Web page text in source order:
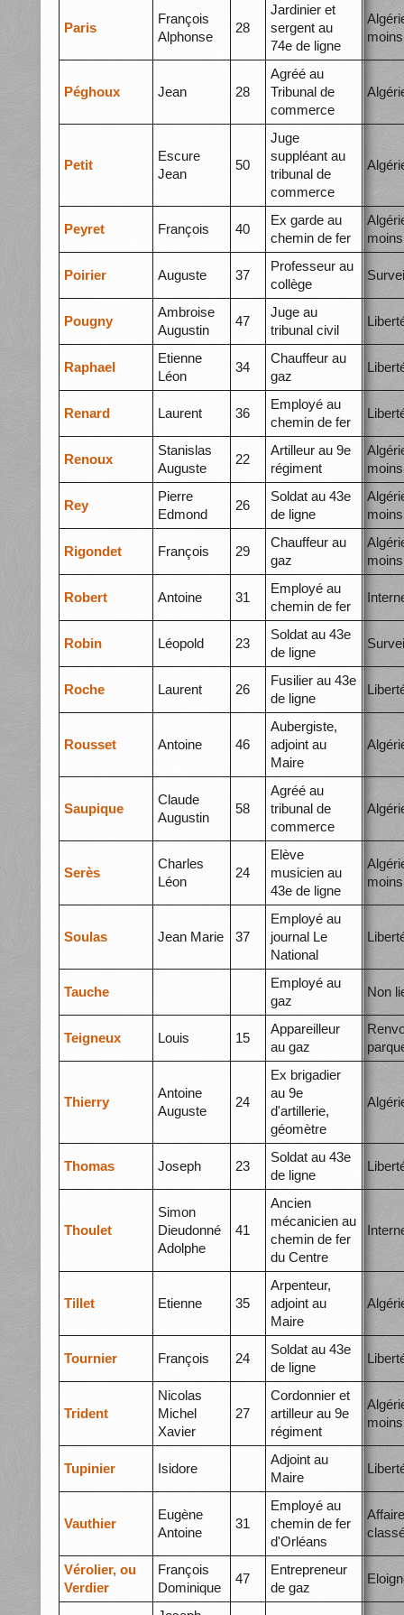
Paris
François
Alphonse
28
Jardinier et
sergent au
74e de ligne
moins
Péghoux Jean 28
Agréé au
Tribunal de
commerce
Petit
Escure
Jean
50
Juge
suppléant au
tribunal de
commerce
Peyret François 40
Ex garde au
chemin de fer
moins
Poirier Auguste 37
Professeur au
collège
Pougny
Ambroise
Augustin
47
Juge au
tribunal civil
Raphael
Etienne
Léon
34
Chauffeur au
gaz
Renard Laurent 36
Employé au
chemin de fer
Renoux
Stanislas
Auguste
22
Artilleur au 9e
régiment
moins
Rey
Pierre
Edmond
26
Soldat au 43e
de ligne
moins
Rigondet François 29
Chauffeur au
gaz
moins
Robert Antoine 31
Employé au
chemin de fer
Robin Léopold 23
Soldat au 43e
de ligne
Roche Laurent 26
Fusilier au 43e
de ligne
Rousset Antoine 46
Aubergiste,
adjoint au
Maire
Saupique
Claude
Augustin
58
Agréé au
tribunal de
commerce
Serès
Charles
Léon
24
Elève
musicien au
43e de ligne
moins
Soulas Jean Marie 37
Employé au
journal Le
National
Tauche
Employé au
gaz
Non
Teigneux Louis 15
Appareilleur
au gaz
Thierry
Antoine
Auguste
24
Ex brigadier
au 9e
d'artillerie,
géomètre
Thomas Joseph 23
Soldat au 43e
de ligne
Thoulet
Simon
Dieudonné
Adolphe
41
Ancien
mécanicien au
chemin de fer
du Centre
Tillet Etienne 35
Arpenteur,
adjoint au
Maire
Tournier François 24
Soldat au 43e
de ligne
Trident
Nicolas
Michel
Xavier
27
Cordonnier et
artilleur au 9e
régiment
moins
Tupinier Isidore
Adjoint au
Maire
Vauthier
Eugène
Antoine
31
Employé au
chemin de fer
d'Orléans
Affaire
Vérolier, ou
Verdier
François
Dominique
47
Entrepreneur
de gaz